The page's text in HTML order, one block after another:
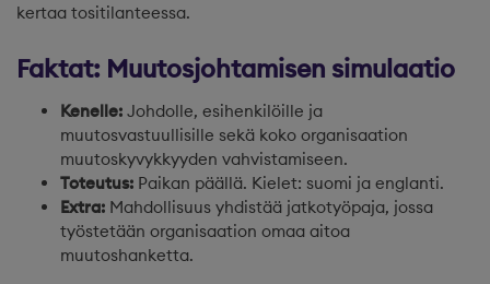
kertaa tositilanteessa.
Faktat: Muutosjohtamisen simulaatio
Kenelle: Johdolle, esihenkilöille ja
muutosvastuullisille sekä koko organisaation
muutoskyvykkyyden vahvistamiseen.
Toteutus: Paikan päällä. Kielet: suomi ja englanti.
Extra: Mahdollisuus yhdistää jatkotyöpaja, jossa
työstetään organisaation omaa aitoa
muutoshanketta.